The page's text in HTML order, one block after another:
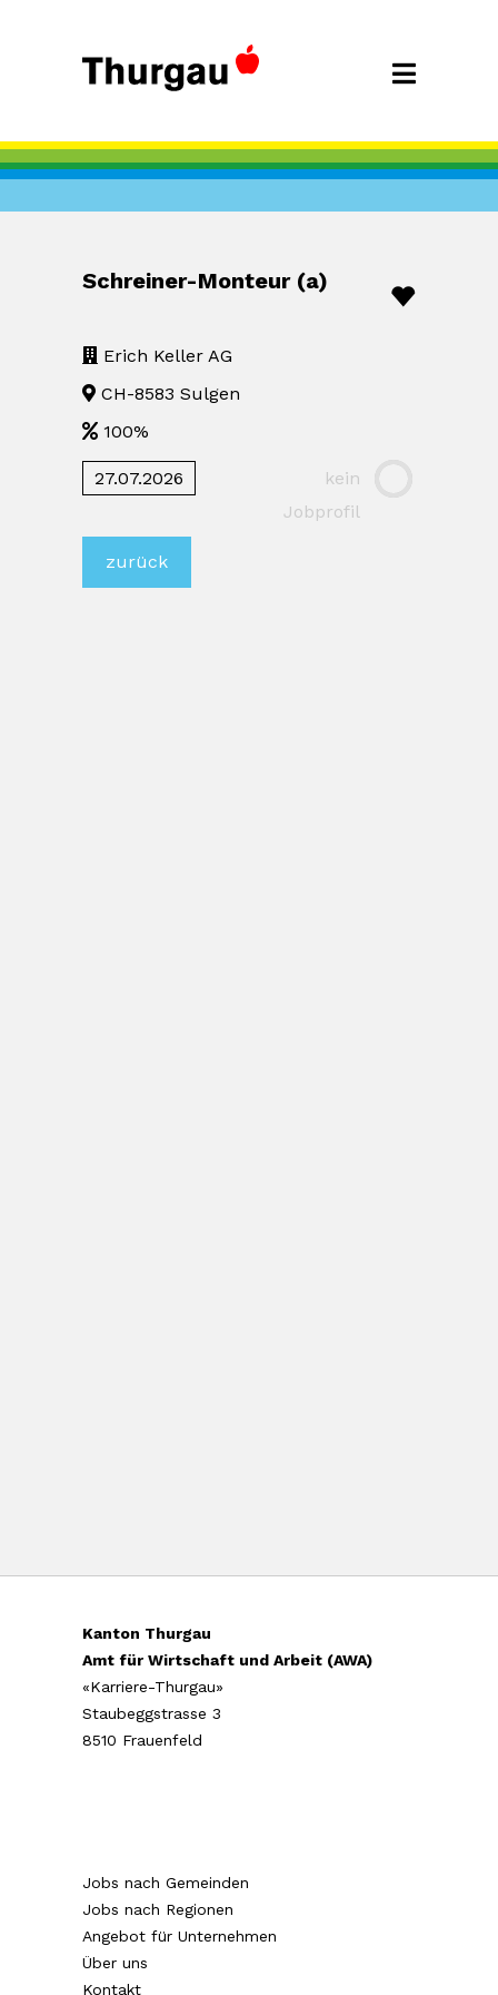
Schreiner-Monteur (a)
Erich Keller AG
CH-8583 Sulgen
100%
27.07.2026
kein
Jobprofil
zurück
Kanton Thurgau
Amt für Wirtschaft und Arbeit (AWA)
«Karriere-Thurgau»
Staubeggstrasse 3
8510 Frauenfeld
Jobs nach Gemeinden
Jobs nach Regionen
Angebot für Unternehmen
Über uns
Kontakt